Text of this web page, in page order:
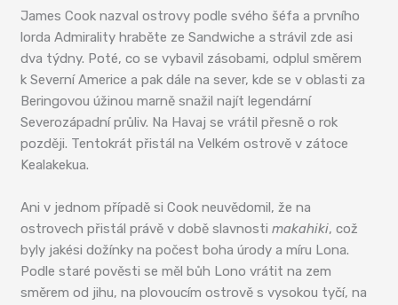
James Cook nazval ostrovy podle svého šéfa a prvního
lorda Admirality hraběte ze Sandwiche a strávil zde asi
dva týdny. Poté, co se vybavil zásobami, odplul směrem
k Severní Americe a pak dále na sever, kde se v oblasti za
Beringovou úžinou marně snažil najít legendární
Severozápadní průliv. Na Havaj se vrátil přesně o rok
později. Tentokrát přistál na Velkém ostrově v zátoce
Kealakekua.
Ani v jednom případě si Cook neuvědomil, že na
ostrovech přistál právě v době slavnosti makahiki, což
byly jakési dožínky na počest boha úrody a míru Lona.
Podle staré pověsti se měl bůh Lono vrátit na zem
směrem od jihu, na plovoucím ostrově s vysokou tyčí, na